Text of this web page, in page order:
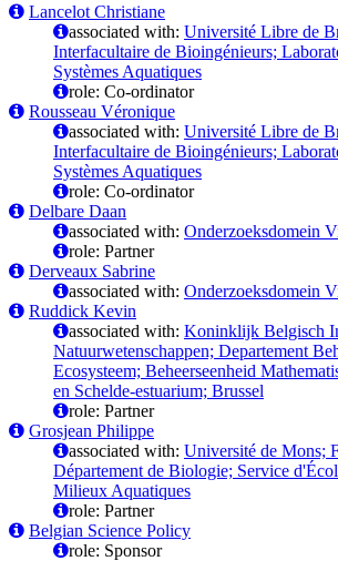
Lancelot Christiane
associated with: Université Libre de
Interfacultaire de Bioingénieurs;
Systèmes Aquatiques
role: Co-ordinator
Rousseau Véronique
associated with: Université Libre de
Interfacultaire de Bioingénieurs;
Systèmes Aquatiques
role: Co-ordinator
Delbare Daan
associated with: Onderzoeksdomein
role: Partner
Derveaux Sabrine
associated with: Onderzoeksdomein
Ruddick Kevin
associated with: Koninklijk Belgisch
Natuurwetenschappen; Departement
Ecosysteem; Beheerseenheid
en Schelde-estuarium; Brussel
role: Partner
Grosjean Philippe
associated with: Université de Mons;
Département de Biologie; Service
Milieux Aquatiques
role: Partner
Belgian Science Policy
role: Sponsor